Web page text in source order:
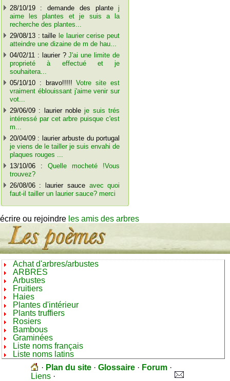
28/10/19 : demande des plantej
aime les plantes et je suis a la
recherche des plantes...
29/08/13 : taille le laurier cerise peut
atteindre une dizaine de m de hau...
04/02/11 : laurier ?J'ai une limite de
proprieté à effectué et je
souhaitera...
05/10/10 : bravo!!!!!Votre site est
vraiment éblouissant j'aime venir sur
vot...
29/06/09 : laurier nobleje suis trés
intéressé par cet arbre puisque c'est
m...
20/04/09 : laurier arbuste du portugal
je viens de le tailler je suis envahi de
plaques rouges ...
13/10/06 : Quelle mocheté !Vous
trouvez?
26/08/06 : laurier sauce avec quoi
faut-il tailler un laurier sauce? merci
écrire ou rejoindre les amis des arbres
Achat d'arbres/arbustes
ARBRES
Arbustes
Fruitiers
Haies
Plantes d'intérieur
Plants truffiers
Rosiers
Bambous
Graminées
Liste noms français
Liste noms latins
· Plan du site · Glossaire · Forum ·
Liens ·